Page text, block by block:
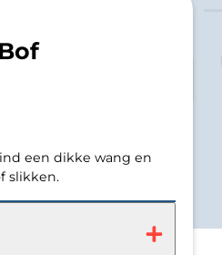
Bof
een dikke wang en
slikken.